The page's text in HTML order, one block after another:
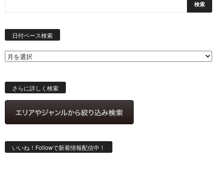
日付ベース検索
ス
索
さらに詳しく検索
いいね！Followで新着情報配信中！